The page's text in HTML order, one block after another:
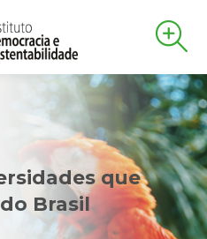
que
Brasil